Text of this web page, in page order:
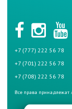
+7 (777) 222 56 78
+7 (701) 222 56 78
+7 (708) 222 56 78
Все права принадлежат